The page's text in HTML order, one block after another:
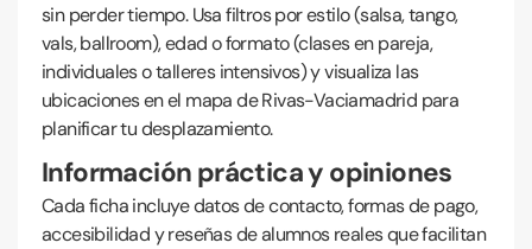
sin perder tiempo. Usa filtros por estilo (salsa, tango,
vals, ballroom), edad o formato (clases en pareja,
individuales o talleres intensivos) y visualiza las
ubicaciones en el mapa de Rivas-Vaciamadrid para
planificar tu desplazamiento.
Información práctica y opiniones
Cada ficha incluye datos de contacto, formas de pago,
accesibilidad y reseñas de alumnos reales que facilitan